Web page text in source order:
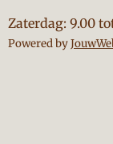
Zaterdag: 9.00
Powered by